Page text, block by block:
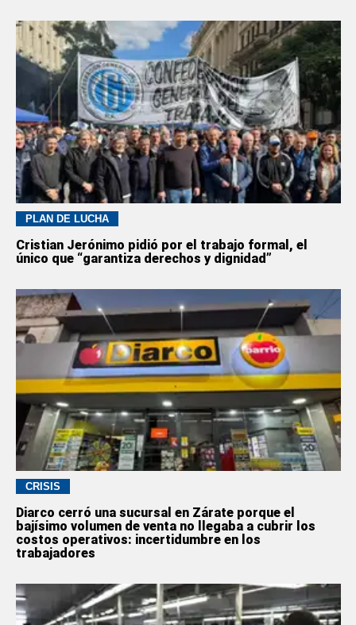
PLAN DE LUCHA
Cristian Jerónimo pidió por el trabajo formal, el
único que “garantiza derechos y dignidad”
CRISIS
Diarco cerró una sucursal en Zárate porque el
bajísimo volumen de venta no llegaba a cubrir los
costos operativos: incertidumbre en los
trabajadores